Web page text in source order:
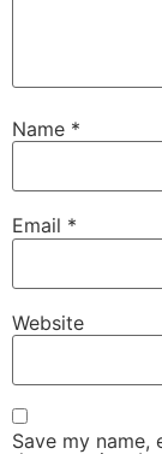
Name *
Email *
Website
Save my